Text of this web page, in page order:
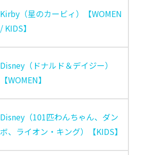
Kirby（星のカービィ）【WOMEN
/ KIDS】
Disney（ドナルド＆デイジー）
【WOMEN】
Disney（101匹わんちゃん、ダン
ボ、ライオン・キング）【KIDS】